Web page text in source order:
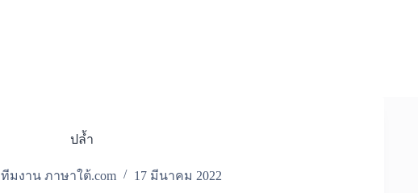
ปล้ำ
ทีมงาน ภาษาใต้.com 17 มีนาคม 2022